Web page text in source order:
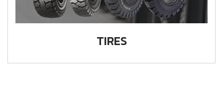
TIRES